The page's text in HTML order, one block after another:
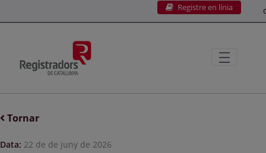
Registre en línia
Tornar
Data: 22 de de juny de 2026